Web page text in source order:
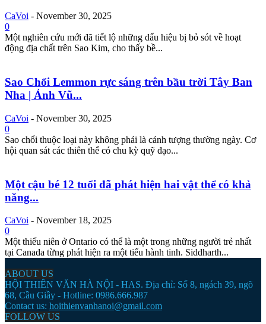
CaVoi - November 30, 2025
0
Một nghiên cứu mới đã tiết lộ những dấu hiệu bị bỏ sót về hoạt
động địa chất trên Sao Kim, cho thấy bề...
Sao Chổi Lemmon rực sáng trên bầu trời Tây Ban
Nha | Ảnh Vũ...
CaVoi - November 30, 2025
0
Sao chổi thuộc loại này không phải là cảnh tượng thường ngày. Cơ
hội quan sát các thiên thể có chu kỳ quỹ đạo...
Một cậu bé 12 tuổi đã phát hiện hai vật thể có khả
năng...
CaVoi - November 18, 2025
0
Một thiếu niên ở Ontario có thể là một trong những người trẻ nhất
tại Canada từng phát hiện ra một tiểu hành tinh. Siddharth...
ABOUT US
HỘI THIÊN VĂN HÀ NỘI - HAS. Địa chỉ: Số 8, ngách 39, ngõ
68, Cầu Giầy - Hotline: 0986.666.987
Contact us: hoithienvanhanoi@gmail.com
FOLLOW US